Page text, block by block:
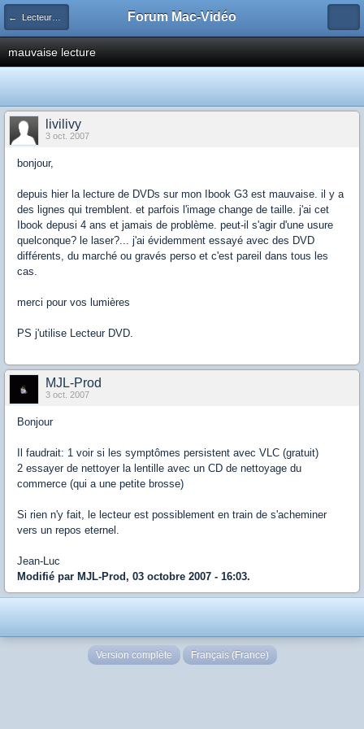
← Lecteurs DVD/Divx Forum Mac-Vidéo
mauvaise lecture
livilivy
3 oct. 2007
bonjour,
depuis hier la lecture de DVDs sur mon Ibook G3 est mauvaise. il y a
des lignes qui tremblent. et parfois l'image change de taille. j'ai cet
Ibook depusi 4 ans et jamais de problème. peut-il s'agir d'une usure
quelconque? le laser?... j'ai évidemment essayé avec des DVD
différents, du marché ou gravés perso et c'est pareil dans tous les
cas.
merci pour vos lumières
PS j'utilise Lecteur DVD.
MJL-Prod
3 oct. 2007
Bonjour
Il faudrait: 1 voir si les symptômes persistent avec VLC (gratuit)
2 essayer de nettoyer la lentille avec un CD de nettoyage du
commerce (qui a une petite brosse)
Si rien n'y fait, le lecteur est possiblement en train de s'acheminer
vers un repos eternel.
Jean-Luc
Modifié par MJL-Prod, 03 octobre 2007 - 16:03.
Version complète Français (France)